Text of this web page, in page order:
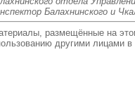
Балахнинского и
размещённые на
другими лицами